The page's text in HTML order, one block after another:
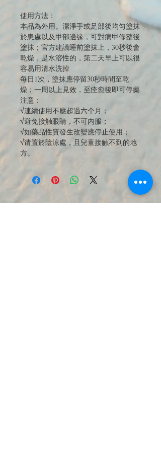
使用方法：
本品為外用。潔淨手或足部後均匀塗抹
於患處以及甲部邊缘，可對病甲修整後
塗抹；官方建議睡前塗抹上，30秒後會
乾燥，是水溶性的，第二天早上可以很
容易用清水洗掉
每日1次，塗抹應停留30秒時間至乾
燥；一周以上見效，至痊愈後即可停藥
注意：
√連續使用不應超過六个月；
√避免接触眼睛，不可内服；
√如藥品性質發生改變應停止使用；
√请置於陰涼處，且兒童接触不到的地
方。